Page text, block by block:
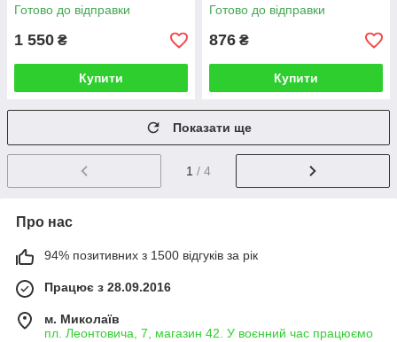
Готово до відправки
1 550 ₴
Купити
Готово до відправки
876 ₴
Купити
Показати ще
1 / 4
Про нас
94% позитивних з 1500 відгуків за рік
Працює з 28.09.2016
м. Миколаїв
пл. Леонтовича, 7, магазин 42. У воєнний час працюємо